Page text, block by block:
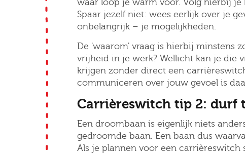
waar loop je warm voor. Volg hierbij
Spaar jezelf niet: wees eerlijk over je
onbelangrijk – je mogelijkheden.
De 'waarom' vraag is hierbij minstens
vrijheid in je werk? Wellicht kan je die
krijgen zonder direct een
communiceren over jouw gevoel is
Carrièreswitch tip 2: durf
Een droombaan is eigenlijk niets
gedroomde baan. Een baan dus
Als je plannen voor een carrièreswitch